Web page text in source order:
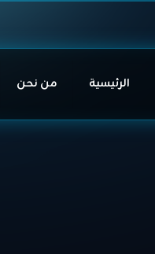
الرئيسية من نحن